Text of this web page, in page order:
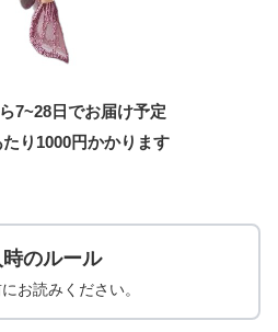
7~28日でお届け予定
り 1000円かかります
のルール
お読みください。